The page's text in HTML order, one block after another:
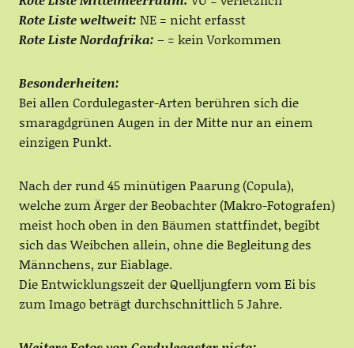
Rote Liste weltweit: NE = nicht erfasst
Rote Liste Nordafrika: – = kein Vorkommen
Besonderheiten:
Bei allen Cordulegaster-Arten berühren sich die
smaragdgrünen Augen in der Mitte nur an einem
einzigen Punkt.
Nach der rund 45 minütigen Paarung (Copula),
welche zum Ärger der Beobachter (Makro-Fotografen)
meist hoch oben in den Bäumen stattfindet, begibt
sich das Weibchen allein, ohne die Begleitung des
Männchens, zur Eiablage.
Die Entwicklungszeit der Quelljungfern vom Ei bis
zum Imago beträgt durchschnittlich 5 Jahre.